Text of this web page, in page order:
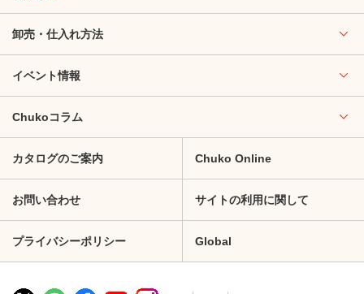
卸売・仕入れ方法
イベント情報
Chukoコラム
カタログのご案内 Chuko Online
お問い合わせ サイトの利用に関して
プライバシーポリシー Global